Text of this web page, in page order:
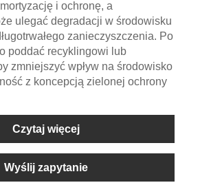
i ochronę, a
ulegać degradacji w środowisku
zanieczyszczenia. Po
poddać recyklingowi lub
zmniejszyć wpływ na środowisko
z koncepcją zielonej ochrony
Czytaj więcej
Wyślij zapytanie